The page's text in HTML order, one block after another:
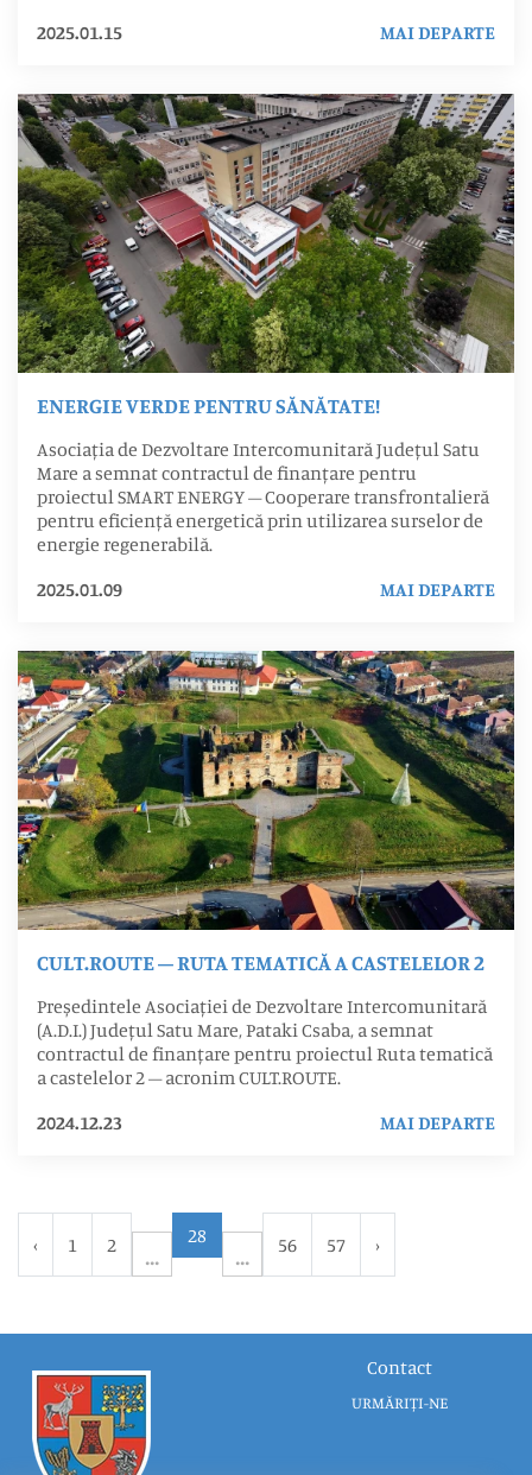
2025.01.15
MAI DEPARTE
ENERGIE VERDE PENTRU SĂNĂTATE!
Asociația de Dezvoltare Intercomunitară Județul Satu
Mare a semnat contractul de finanțare pentru
proiectul SMART ENERGY – Cooperare transfrontalieră
pentru eficiență energetică prin utilizarea surselor de
energie regenerabilă.
2025.01.09
MAI DEPARTE
CULT.ROUTE – RUTA TEMATICĂ A CASTELELOR 2
Președintele Asociației de Dezvoltare Intercomunitară
(A.D.I.) Județul Satu Mare, Pataki Csaba, a semnat
contractul de finanțare pentru proiectul Ruta tematică
a castelelor 2 – acronim CULT.ROUTE.
2024.12.23
MAI DEPARTE
‹ 1 2 28 56 57 ›
Contact
URMĂRIȚI-NE